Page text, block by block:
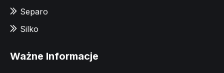
Separo
Silko
Ważne Informacje